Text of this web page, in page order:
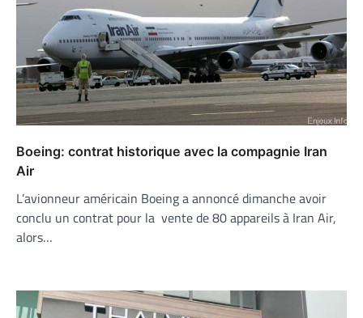
Boeing: contrat historique avec la compagnie Iran
Air
L’avionneur américain Boeing a annoncé dimanche avoir
conclu un contrat pour la vente de 80 appareils à Iran Air,
alors…